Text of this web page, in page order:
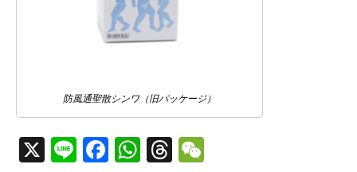
防風通聖散シンワ（旧パッケージ）
X LineFacebook
WhatsApp
Threads